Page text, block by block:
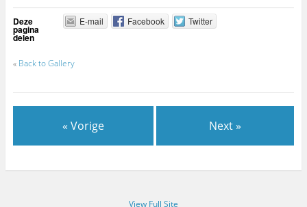
Deze
pagina
delen
E-mail Facebook Twitter
« Back to Gallery
« Vorige Next »
View Full Site